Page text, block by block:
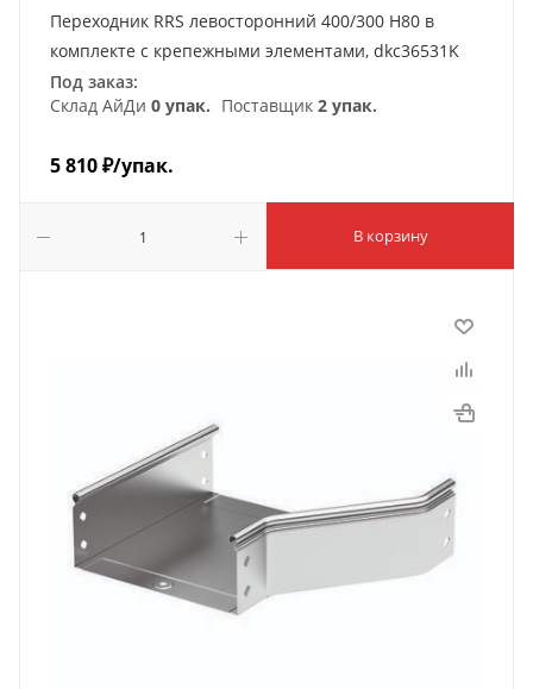
Переходник RRS левосторонний 400/300 H80 в
комплекте с крепежными элементами, dkc36531K
Под заказ:
Склад АйДи 0 упак. Поставщик 2 упак.
5 810₽/упак.
В корзину